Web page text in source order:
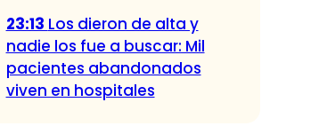
23:13 Los dieron de alta y
nadie los fue a buscar: Mil
pacientes abandonados
viven en hospitales